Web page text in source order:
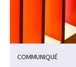
COMMUNIQUÉ